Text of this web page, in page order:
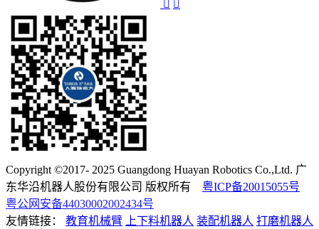
Copyright ©2017- 2025 Guangdong Huayan Robotics Co.,Ltd. 广
东华沿机器人股份有限公司 版权所有 粤ICP备20015055号
粤公网安备44030002002434号
友情链接：
教育机械臂 上下料机器人 装配机器人 打磨机器人